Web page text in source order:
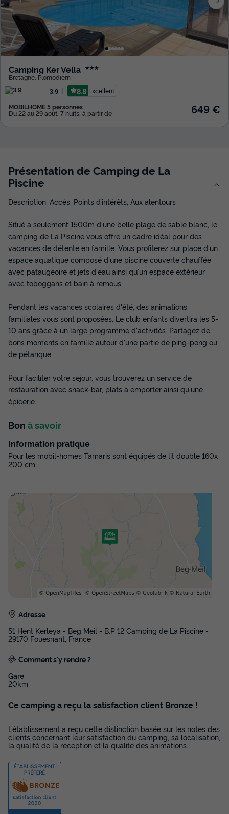
Camping Ker Vella ★★★
Bretagne Plomodiern
3.9
8.8 Excellent
MOBILHOME 5 personnes
Du 22 au 29 août, 7 nuits, à partir de 649 €
Présentation de Camping de La
Piscine
Description, Accès, Points d’intérêts, Aux alentours
Situé à seulement 1500m d'une belle plage de sable blanc, le
camping de La Piscine vous offre un cadre idéal pour des
vacances de détente en famille. Vous profiterez sur place d'un
espace aquatique composé d'une piscine couverte chauffée
avec pataugeoire et jets d'eau ainsi qu'un espace extérieur
avec toboggans et bain à remous.
Pendant les vacances scolaires d'été, des animations
familiales vous sont proposées. Le club enfants divertira les 5-
10 ans grâce à un large programme d'activités. Partagez de
bons moments en famille autour d'une partie de ping-pong ou
de pétanque.
Pour faciliter votre séjour, vous trouverez un service de
restauration avec snack-bar, plats à emporter ainsi qu'une
épicerie.
Bon à savoir
Information pratique
Pour les mobil-homes Tamaris sont équipés de lit double 160x
200 cm
Adresse
51 Hent Kerleya - Beg Meil - B.P 12 Camping de La Piscine -
29170 Fouesnant, France
Comment s'y rendre ?
Gare
20km
Ce camping a reçu la satisfaction client Bronze !
L’établissement a reçu cette distinction basée sur les notes des
clients concernant leur satisfaction du camping, sa localisation,
la qualité de la réception et la qualité des animations.